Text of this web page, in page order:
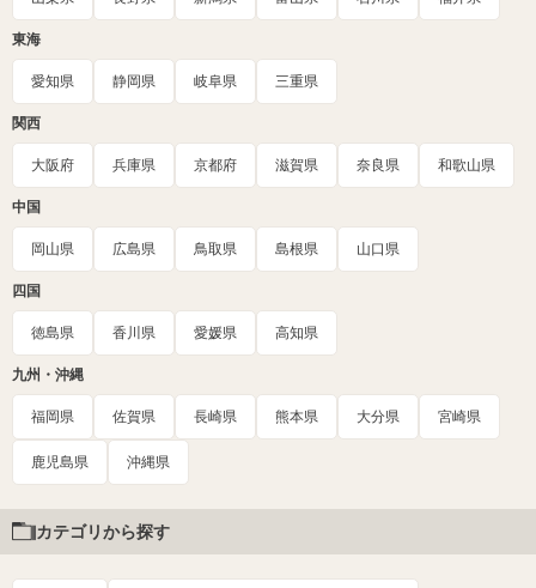
東海
愛知県 静岡県 岐阜県 三重県
関西
大阪府 兵庫県 京都府 滋賀県 奈良県 和歌山県
中国
岡山県 広島県 鳥取県 島根県 山口県
四国
徳島県 香川県 愛媛県 高知県
九州・沖縄
福岡県 佐賀県 長崎県 熊本県 大分県 宮崎県
鹿児島県 沖縄県
カテゴリから探す